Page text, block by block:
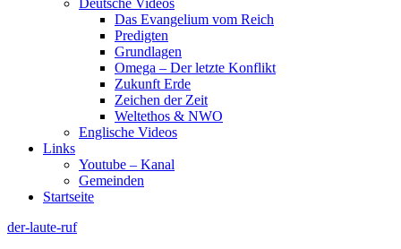
Deutsche Videos
Das Evangelium vom Reich
Predigten
Grundlagen
Omega – Der letzte Konflikt
Zukunft Erde
Zeichen der Zeit
Weltethos & NWO
Englische Videos
Links
Youtube – Kanal
Gemeinden
Startseite
der-laute-ruf